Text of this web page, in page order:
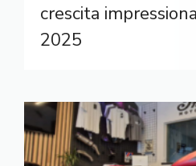
crescita
2025